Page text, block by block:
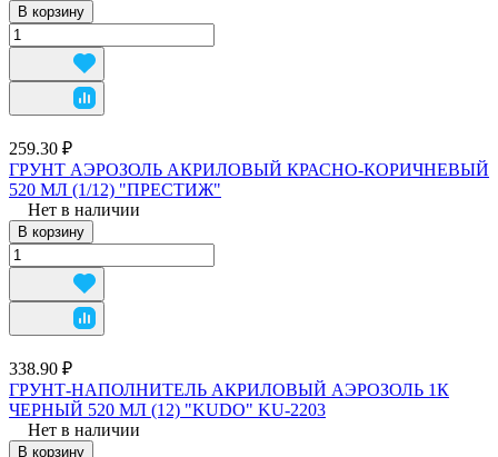
В корзину
259.30 ₽
ГРУНТ АЭРОЗОЛЬ АКРИЛОВЫЙ КРАСНО-КОРИЧНЕВЫЙ
520 МЛ (1/12) "ПРЕСТИЖ"
Нет в наличии
В корзину
338.90 ₽
ГРУНТ-НАПОЛНИТЕЛЬ АКРИЛОВЫЙ АЭРОЗОЛЬ 1К
ЧЕРНЫЙ 520 МЛ (12) "KUDO" KU-2203
Нет в наличии
В корзину